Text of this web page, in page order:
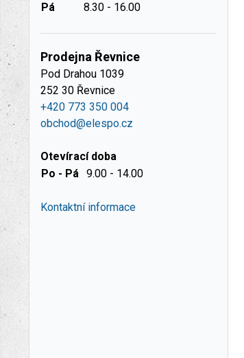
Pá
8.30 - 16.00
Prodejna Řevnice
Pod Drahou 1039
252 30 Řevnice
+420 773 350 004
obchod@elespo.cz
Otevírací doba
Po - Pá 9.00 - 14.00
Kontaktní informace